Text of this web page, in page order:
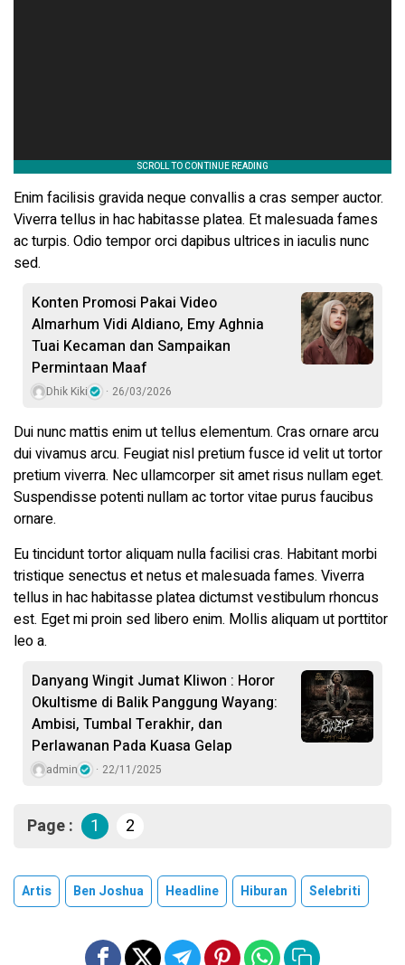
Enim facilisis gravida neque convallis a cras semper auctor.
Viverra tellus in hac habitasse platea. Et malesuada fames
ac turpis. Odio tempor orci dapibus ultrices in iaculis nunc
sed.
Konten Promosi Pakai Video
Almarhum Vidi Aldiano, Emy Aghnia
Tuai Kecaman dan Sampaikan
Permintaan Maaf
Dhik Kiki 26/03/2026
Dui nunc mattis enim ut tellus elementum. Cras ornare arcu
dui vivamus arcu. Feugiat nisl pretium fusce id velit ut tortor
pretium viverra. Nec ullamcorper sit amet risus nullam eget.
Suspendisse potenti nullam ac tortor vitae purus faucibus
ornare.
Eu tincidunt tortor aliquam nulla facilisi cras. Habitant morbi
tristique senectus et netus et malesuada fames. Viverra
tellus in hac habitasse platea dictumst vestibulum rhoncus
est. Eget mi proin sed libero enim. Mollis aliquam ut porttitor
leo a.
Danyang Wingit Jumat Kliwon : Horor
Okultisme di Balik Panggung Wayang:
Ambisi, Tumbal Terakhir, dan
Perlawanan Pada Kuasa Gelap
admin 22/11/2025
Page : 1 2
Artis Ben Joshua Headline Hiburan Selebriti